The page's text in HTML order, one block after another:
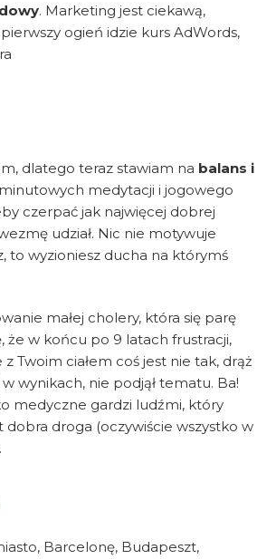
. Marketing jest ciekawą,
ogień idzie kurs AdWords,
dlatego teraz stawiam na balans i
medytacji i jogowego
czerpać jak najwięcej dobrej
udział. Nic nie motywuje
to wyzioniesz ducha na którymś
małej cholery, która się parę
że w końcu po 9 latach frustracji,
z Twoim ciałem coś jest nie tak, drąż
wynikach, nie podjął tematu. Ba!
medyczne gardzi ludźmi, który
dobra droga (oczywiście wszystko w
Barcelonę, Budapeszt,